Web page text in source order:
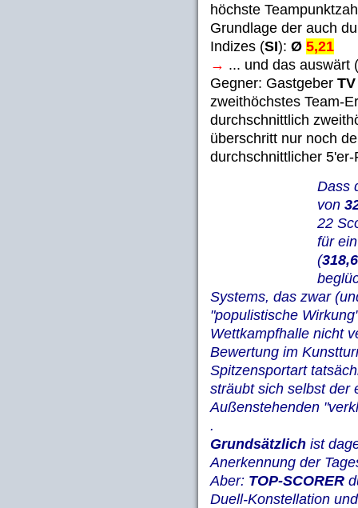
höchste
Grundlage der auch
Indizes (SI): Ø 5,21
→ ... und das auswärt
Gegner: Gastgeber
zweithöchstes Team-
durchschnittlich
überschritt nur noch
durchschnittlicher
Dass
von
22
für
(
Systems, das zwar
"populistische
Wettkampfhalle nicht
Bewertung im
Spitzensportart
sträubt sich selbst der
Außenstehenden
.
Grundsätzlich ist
Anerkennung der
Aber: TOP-SCORER
Duell-Konstellation